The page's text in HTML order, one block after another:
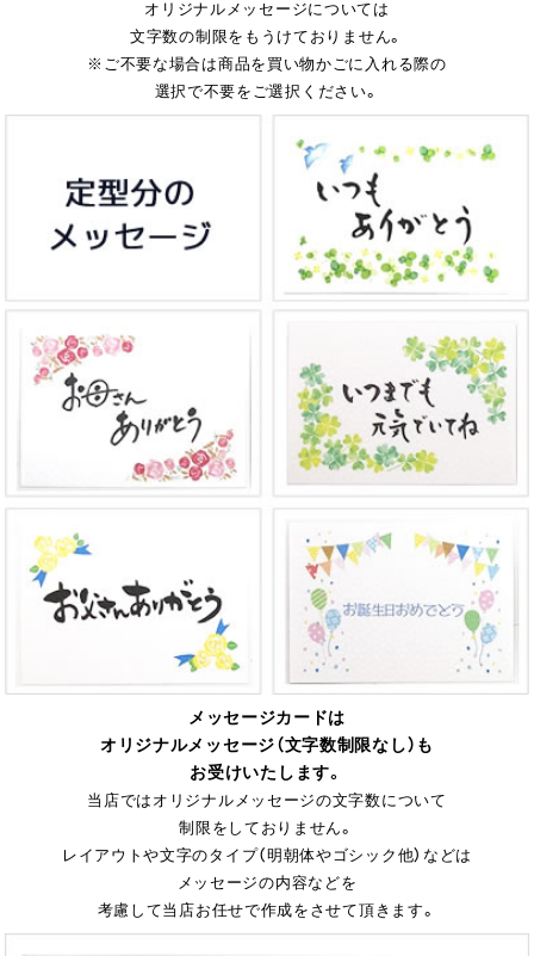
オリジナルメッセージについては
文字数の制限をもうけておりません。
※ご不要な場合は商品を買い物かごに入れる際の
選択で不要をご選択ください。
メッセージカードは
オリジナルメッセージ（文字数制限なし）も
お受けいたします。
当店ではオリジナルメッセージの文字数について
制限をしておりません。
レイアウトや文字のタイプ（明朝体やゴシック他）などは
メッセージの内容などを
考慮して当店お任せで作成をさせて頂きます。